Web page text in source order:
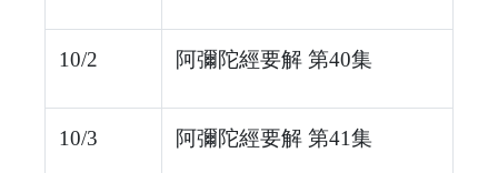
10/2 阿彌陀經要解 第40集
10/3 阿彌陀經要解 第41集